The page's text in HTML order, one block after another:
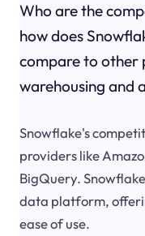
Who are the
how does
compare to other
warehousing and
Snowflake's
providers like
BigQuery.
data platform,
ease of use.